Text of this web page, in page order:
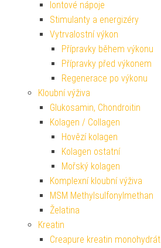
Iontové nápoje
Stimulanty a energizéry
Vytrvalostní výkon
Přípravky během výkonu
Přípravky před výkonem
Regenerace po výkonu
Kloubní výživa
Glukosamin, Chondroitin
Kolagen / Collagen
Hovězí kolagen
Kolagen ostatní
Mořský kolagen
Komplexní kloubní výživa
MSM Methylsulfonylmethan
Želatina
Kreatin
Creapure kreatin monohydrát